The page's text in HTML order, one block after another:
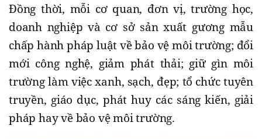
Đồng thời, mỗi cơ quan, đơn vị, trường học,
doanh nghiệp và cơ sở sản xuất gương mẫu
chấp hành pháp luật về bảo vệ môi trường; đổi
mới công nghệ, giảm phát thải; giữ gìn môi
trường làm việc xanh, sạch, đẹp; tổ chức tuyên
truyền, giáo dục, phát huy các sáng kiến, giải
pháp hay về bảo vệ môi trường.